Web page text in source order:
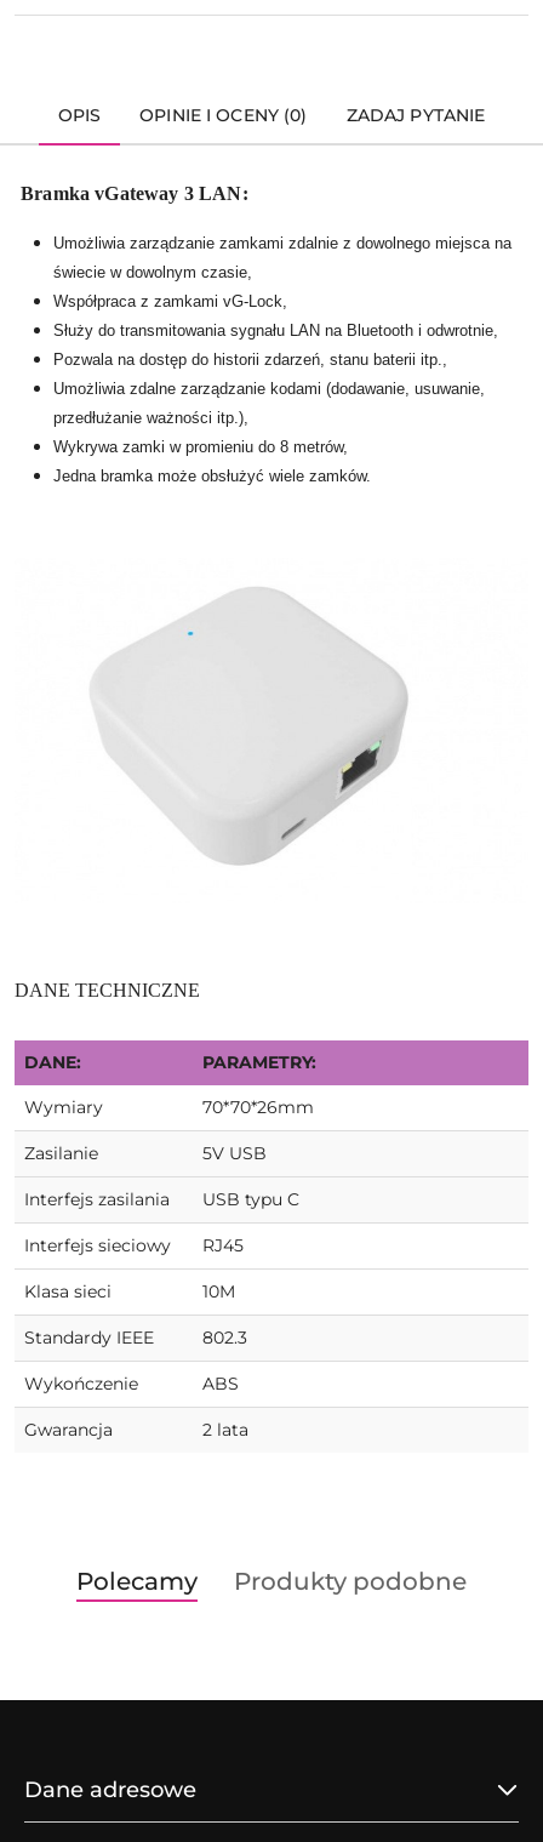
OPIS OPINIE I OCENY (0) ZADAJ PYTANIE
Bramka vGateway 3 LAN:
Umożliwia zarządzanie zamkami zdalnie z dowolnego miejsca na
świecie w dowolnym czasie,
Współpraca z zamkami vG-Lock,
Służy do transmitowania sygnału LAN na Bluetooth i odwrotnie,
Pozwala na dostęp do historii zdarzeń, stanu baterii itp.,
Umożliwia zdalne zarządzanie kodami (dodawanie, usuwanie,
przedłużanie ważności itp.),
Wykrywa zamki w promieniu do 8 metrów,
Jedna bramka może obsłużyć wiele zamków.
DANE TECHNICZNE
DANE: PARAMETRY:
Wymiary 70*70*26mm
Zasilanie 5V USB
Interfejs zasilania USB typu C
Interfejs sieciowy RJ45
Klasa sieci 10M
Standardy IEEE 802.3
Wykończenie ABS
Gwarancja 2 lata
Pomiń karuzelę produktów
Produkty
o
Polecamy
Produkty
Produkty podobne
Dane adresowe